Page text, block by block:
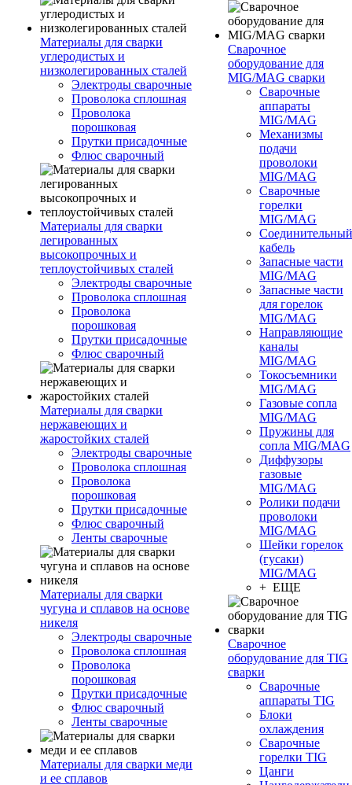
Материалы для сварки
углеродистых и
низколегированных сталей
Электроды сварочные
Проволока сплошная
Проволока
порошковая
Прутки присадочные
Флюс сварочный
Материалы для сварки
легированных
высокопрочных и
теплоустойчивых сталей
Электроды сварочные
Проволока сплошная
Проволока
порошковая
Прутки присадочные
Флюс сварочный
Материалы для сварки
нержавеющих и
жаростойких сталей
Электроды сварочные
Проволока сплошная
Проволока
порошковая
Прутки присадочные
Флюс сварочный
Ленты сварочные
Материалы для сварки
чугуна и сплавов на основе
никеля
Электроды сварочные
Проволока сплошная
Проволока
порошковая
Прутки присадочные
Флюс сварочный
Ленты сварочные
Материалы для сварки меди
и ее сплавов
Сварочное
оборудование для
MIG/MAG сварки
Сварочные
аппараты
MIG/MAG
Механизмы
подачи
проволоки
MIG/MAG
Сварочные
горелки
MIG/MAG
Соединительный
кабель
Запасные части
MIG/MAG
Запасные части
для горелок
MIG/MAG
Направляющие
каналы
MIG/MAG
Токосъемники
MIG/MAG
Газовые сопла
MIG/MAG
Пружины для
сопла MIG/MAG
Диффузоры
газовые
MIG/MAG
Ролики подачи
проволоки
MIG/MAG
Шейки горелок
(гусаки)
MIG/MAG
+ ЕЩЕ
Сварочное
оборудование для TIG
сварки
Сварочные
аппараты TIG
Блоки
охлаждения
Сварочные
горелки TIG
Цанги